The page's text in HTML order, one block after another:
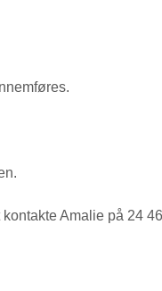
Amalie på 24